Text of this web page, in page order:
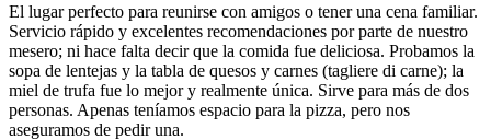
El lugar perfecto para reunirse con amigos o tener una cena familiar.
Servicio rápido y excelentes recomendaciones por parte de nuestro
mesero; ni hace falta decir que la comida fue deliciosa. Probamos la
sopa de lentejas y la tabla de quesos y carnes (tagliere di carne); la
miel de trufa fue lo mejor y realmente única. Sirve para más de dos
personas. Apenas teníamos espacio para la pizza, pero nos
aseguramos de pedir una.